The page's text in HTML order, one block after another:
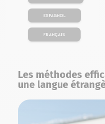
Espagnol
Français
Les méthodes
une langue